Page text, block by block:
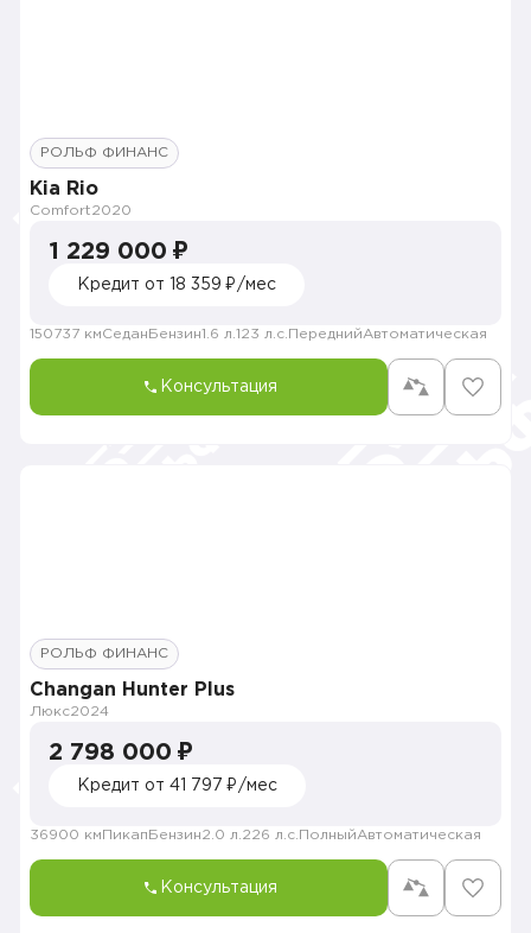
РОЛЬФ ФИНАНС
Kia Rio
Comfort2020
1 229 000 ₽
Кредит от 18 359 ₽/мес
150737 кмСедан Бензин1.6 л. 123 л.с. ПереднийАвтоматическая
Консультация
РОЛЬФ ФИНАНС
Changan Hunter Plus
Люкс2024
2 798 000 ₽
Кредит от 41 797 ₽/мес
36900 км Пикап Бензин2.0 л. 226 л.с. ПолныйАвтоматическая
Консультация